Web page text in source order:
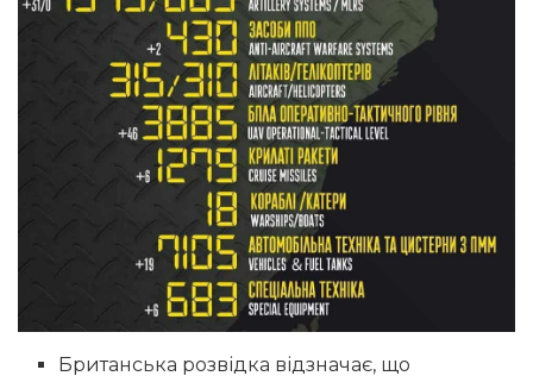
Британська розвідка відзначає, що